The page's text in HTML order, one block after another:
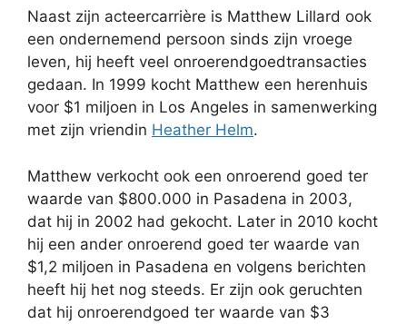
Naast zijn acteercarrière is Matthew Lillard ook
een ondernemend persoon sinds zijn vroege
leven, hij heeft veel onroerendgoedtransacties
gedaan. In 1999 kocht Matthew een herenhuis
voor $1 miljoen in Los Angeles in samenwerking
met zijn vriendin Heather Helm.
Matthew verkocht ook een onroerend goed ter
waarde van $800.000 in Pasadena in 2003,
dat hij in 2002 had gekocht. Later in 2010 kocht
hij een ander onroerend goed ter waarde van
$1,2 miljoen in Pasadena en volgens berichten
heeft hij het nog steeds. Er zijn ook geruchten
dat hij onroerendgoed ter waarde van $3